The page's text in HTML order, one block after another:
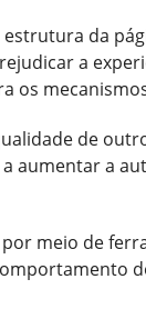
da
a
os
de
aumentar a
meio de